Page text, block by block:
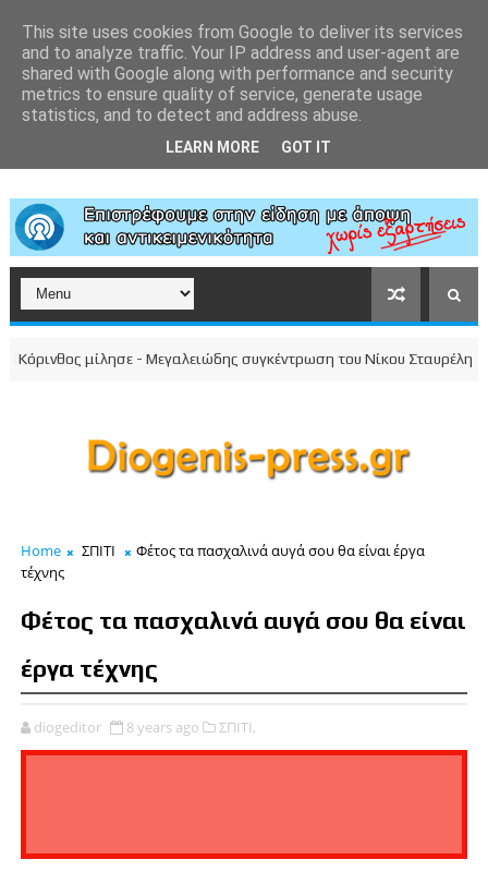
μίλησε - Μεγαλειώδης συγκέντρωση του Νίκου Σταυρέλη στο
Home ΣΠΙΤΙ
Φέτος τα πασχαλινά αυγά σου θα είναι έργα
τέχνης
Φέτος τα πασχαλινά αυγά σου θα είναι
έργα τέχνης
diogeditor 8 years ago ΣΠΙΤΙ,
This site uses cookies from Google to deliver its services
and to analyze traffic. Your IP address and user-agent are
shared with Google along with performance and security
metrics to ensure quality of service, generate usage
statistics, and to detect and address abuse.
LEARN MORE GOT IT